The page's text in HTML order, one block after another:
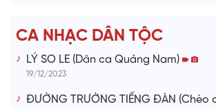
e
o
CA NHẠC DÂN TỘC
LÝ SO LE (Dân ca Quảng Nam)
19/12/2023
ĐƯỜNG TRƯỜNG TIẾNG ĐÀN (Chèo